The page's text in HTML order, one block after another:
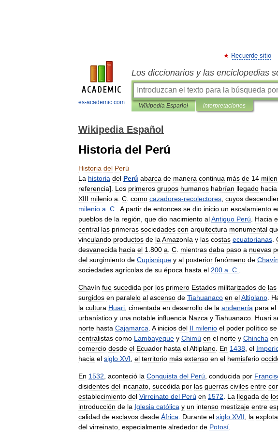
es-academic.com
Recuerde sitio
Los diccionarios y las enciclopedias
Wikipedia Español interpretaciones
Wikipedia Español
Historia del Perú
Historia del Perú
La historia del Perú abarca de manera continua más de 14
referencia]. Los primeros grupos humanos habrían llegado hacia
XIII milenio a C como cazadores-recolectores cuyos
milenio a C A partir de entonces se dio inicio un escalamiento
pueblos de la región que dio nacimiento alAntiguo Perú Hacia
central las primeras sociedades con arquitectura monumental
vinculando productos de la Amazonía y las costas ecuatorianas
desvanecida hacia el 1 800 a C mientras daba paso a nuevas
del surgimiento de Cupisnique y al posterior fenómeno de Chavín
sociedades agrícolas de su época hasta el 200 a C
Chavín fue sucedida por los primero Estados militarizados de las
surgidos en paralelo al ascenso de Tiahuanaco en elAltiplano
la cultura Huari cimentada en desarrollo de la andenería para el
urbanístico y una notable influencia Nazca y Tiahuanaco Huari
norte hasta Cajamarca A inicios del II milenio el poder político se
centralistas como Lambayeque y Chimú en el norte y Chincha en
comercio desde el Ecuador hasta elAltiplano En 1438 el
hacia el siglo XVI el territorio más extenso en el hemisferio
En 1532 aconteció la Conquista del Perú conducida por
disidentes del incanato sucedida por las guerras civiles entre
establecimiento del Virreinato del Perú en 1572 La llegada de
introducción de la Iglesia católica y un intenso mestizaje entre
calidad de esclavos desde África Durante el siglo XVII la
del virreinato especialmente alrededor de Potosí